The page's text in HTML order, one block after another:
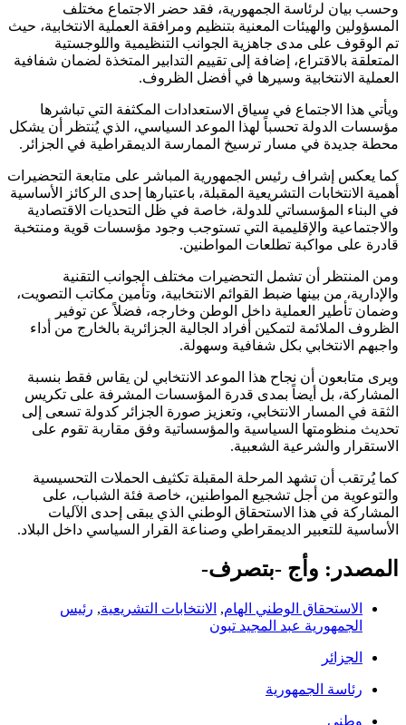
وحسب بيان لرئاسة الجمهورية، فقد حضر الاجتماع مختلف
المسؤولين والهيئات المعنية بتنظيم ومرافقة العملية الانتخابية، حيث
تم الوقوف على مدى جاهزية الجوانب التنظيمية واللوجستية
المتعلقة بالاقتراع، إضافة إلى تقييم التدابير المتخذة لضمان شفافية
العملية الانتخابية وسيرها في أفضل الظروف.
ويأتي هذا الاجتماع في سياق الاستعدادات المكثفة التي تباشرها
مؤسسات الدولة تحسباً لهذا الموعد السياسي، الذي يُنتظر أن يشكل
محطة جديدة في مسار ترسيخ الممارسة الديمقراطية في الجزائر.
كما يعكس إشراف رئيس الجمهورية المباشر على متابعة التحضيرات
أهمية الانتخابات التشريعية المقبلة، باعتبارها إحدى الركائز الأساسية
في البناء المؤسساتي للدولة، خاصة في ظل التحديات الاقتصادية
والاجتماعية والإقليمية التي تستوجب وجود مؤسسات قوية ومنتخبة
قادرة على مواكبة تطلعات المواطنين.
ومن المنتظر أن تشمل التحضيرات مختلف الجوانب التقنية
والإدارية، من بينها ضبط القوائم الانتخابية، وتأمين مكاتب التصويت،
وضمان تأطير العملية داخل الوطن وخارجه، فضلاً عن توفير
الظروف الملائمة لتمكين أفراد الجالية الجزائرية بالخارج من أداء
واجبهم الانتخابي بكل شفافية وسهولة.
ويرى متابعون أن نجاح هذا الموعد الانتخابي لن يقاس فقط بنسبة
المشاركة، بل أيضاً بمدى قدرة المؤسسات المشرفة على تكريس
الثقة في المسار الانتخابي، وتعزيز صورة الجزائر كدولة تسعى إلى
تحديث منظومتها السياسية والمؤسساتية وفق مقاربة تقوم على
الاستقرار والشرعية الشعبية.
كما يُرتقب أن تشهد المرحلة المقبلة تكثيف الحملات التحسيسية
والتوعوية من أجل تشجيع المواطنين، خاصة فئة الشباب، على
المشاركة في هذا الاستحقاق الوطني الذي يبقى إحدى الآليات
الأساسية للتعبير الديمقراطي وصناعة القرار السياسي داخل البلاد.
المصدر: وأج -بتصرف-
الاستحقاق الوطني الهام, الانتخابات التشريعية, رئيس
الجمهورية عبد المجيد تبون
الجزائر
رئاسة الجمهورية
وطني